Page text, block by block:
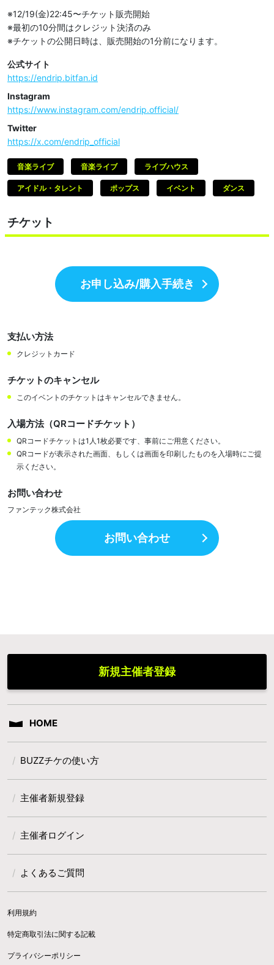
※12/19(金)22:45〜チケット販売開始
※最初の10分間はクレジット決済のみ
※チケットの公開日時は、販売開始の1分前になります。
公式サイト
https://endrip.bitfan.id
Instagram
https://www.instagram.com/endrip.official/
Twitter
https://x.com/endrip_official
音楽ライブ 音楽ライブ ライブハウス
アイドル・タレント ポップス イベント ダンス
チケット
お申し込み/購入手続き
支払い方法
クレジットカード
チケットのキャンセル
このイベントのチケットはキャンセルできません。
入場方法（QRコードチケット）
QRコードチケットは1人1枚必要です、事前にご用意ください。
QRコードが表示された画面、もしくは画面を印刷したものを入場時にご提
示ください。
お問い合わせ
ファンテック株式会社
お問い合わせ
新規主催者登録
HOME
BUZZチケの使い方
主催者新規登録
主催者ログイン
よくあるご質問
利用規約
特定商取引法に関する記載
プライバシーポリシー